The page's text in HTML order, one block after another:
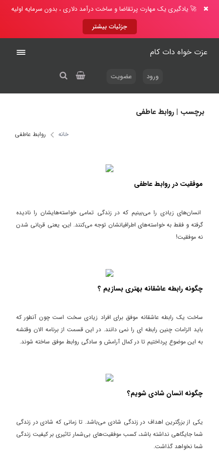
🚀 یادگیری یک مهارت پرتقاضا و ساخت درآمد دلاری ، بدون سرمایه اولیه
جزئیات بیشتر
عزت خواه دات کام
ورود عضویت
برچسب | روابط عاطفی
خانه روابط عاطفی
موفقیت در روابط عاطفی
انسان‌های زیادی را می‌بینیم که در زندگی تمامی خواسته‌هایشان را نادیده
گرفته و فقط به خواسته‌های اطرافیانشان توجه می‌کنند. این، یعنی قربانی شدن
نه موفقیت!
چگونه رابطه عاشقانه بهتری بسازیم ؟
ساخت یک رابطه عاشقانه موفق برای افراد زیادی سخت است چون آنطور که
باید الزامات چنین رابطه ای را نمی دانند. در این قسمت از برنامه الان وقتشه
به این موضوع پرداختیم تا در کمال آرامش و سادگی روابط موفق ساخته شوند.
چگونه انسان شادی شویم؟
یکی از بزرگترین اهداف در زندگی شادی می‌باشد. تا زمانی که شادی در زندگی
شما جایگاهی نداشته باشد، کسب موفقیت‌های بی‌شمار تاثیری بر کیفیت زندگی
شما نخواهد گذاشت.